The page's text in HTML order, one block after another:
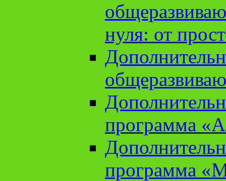
нуля: от
программа
программа